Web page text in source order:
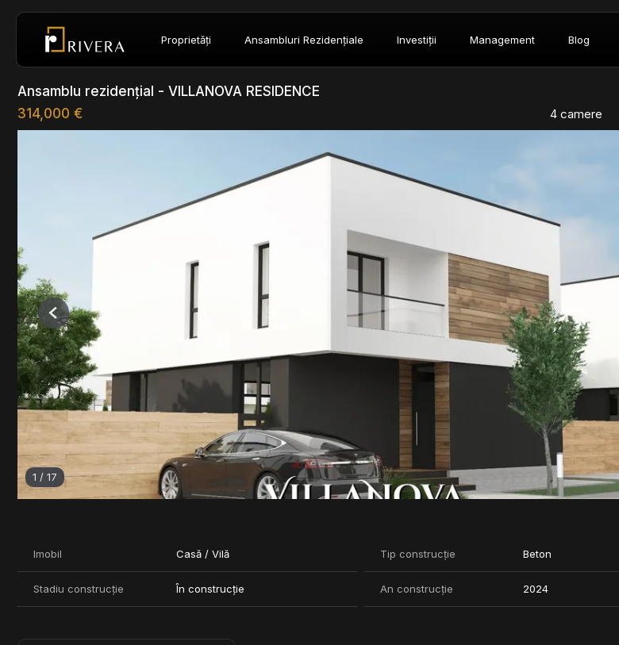
Proprietăți Ansambluri Rezidențiale Investiții Management Blog
Ansamblu rezidențial - VILLANOVA RESIDENCE
314,000 €
4 camere
1 / 17
Previous
Imobil Casă / Vilă Tip construcție Beton
Stadiu construcție În construcție An construcție 2024